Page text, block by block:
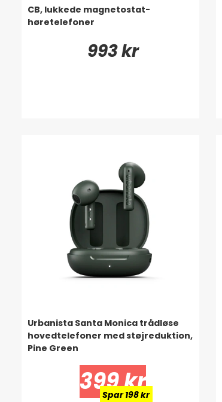
CB, lukkede magnetostat-
høretelefoner
993 kr
Urbanista Santa Monica trådløse
hovedtelefoner med støjreduktion,
Pine Green
399 kr
Spar 198 kr